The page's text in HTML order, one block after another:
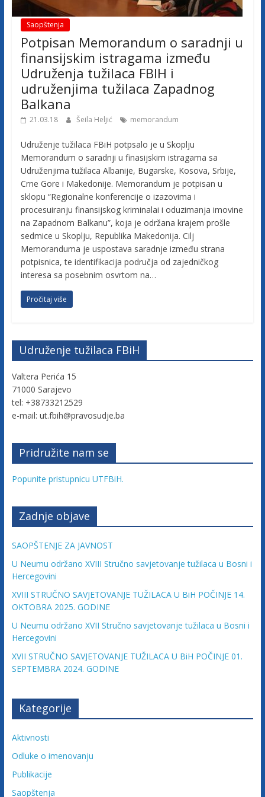
j
e
u
ž
a
c
a
F
e
d
e
r
a
c
i
j
e
B
i
H
U
d
r
Saopštenja
Potpisan Memorandum o saradnji u
finansijskim istragama između
Udruženja tužilaca FBIH i
udruženjima tužilaca Zapadnog
Balkana
21.03.18 Šeila Heljić memorandum
Udruženje tužilaca FBiH potpsalo je u Skoplju
Memorandum o saradnji u finasijskim istragama sa
Udruženjima tužilaca Albanije, Bugarske, Kosova, Srbije,
Crne Gore i Makedonije. Memorandum je potpisan u
sklopu “Regionalne konferencije o izazovima i
procesuiranju finansijskog kriminalai i oduzimanja imovine
na Zapadnom Balkanu”, koja je održana krajem prošle
sedmice u Skoplju, Republika Makedonija. Cilj
Memoranduma je uspostava saradnje između strana
potpisnica, te identifikacija područja od zajedničkog
interesa sa posebnim osvrtom na…
Pročitaj više
Udruženje tužilaca FBiH
Valtera Perića 15
71000 Sarajevo
tel: +38733212529
e-mail: ut.fbih@pravosudje.ba
Pridružite nam se
Popunite pristupnicu UTFBiH.
Zadnje objave
SAOPŠTENJE ZA JAVNOST
U Neumu održano XVIII Stručno savjetovanje tužilaca u Bosni i
Hercegovini
XVIII STRUČNO SAVJETOVANJE TUŽILACA U BiH POČINJE 14.
OKTOBRA 2025. GODINE
U Neumu održano XVII Stručno savjetovanje tužilaca u Bosni i
Hercegovini
XVII STRUČNO SAVJETOVANJE TUŽILACA U BiH POČINJE 01.
SEPTEMBRA 2024. GODINE
Kategorije
Aktivnosti
Odluke o imenovanju
Publikacije
Saopštenja